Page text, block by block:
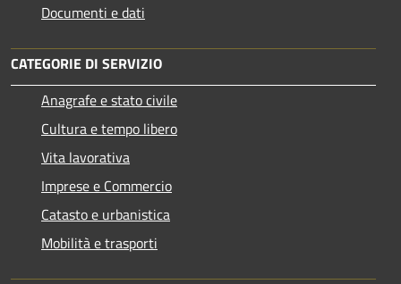
Documenti e dati
CATEGORIE DI SERVIZIO
Anagrafe e stato civile
Cultura e tempo libero
Vita lavorativa
Imprese e Commercio
Catasto e urbanistica
Mobilità e trasporti